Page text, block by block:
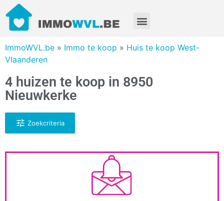
ImmoWVL.be » Immo te koop » Huis te koop West-
Vlaanderen
4 huizen te koop in 8950
Nieuwkerke
Zoekcriteria